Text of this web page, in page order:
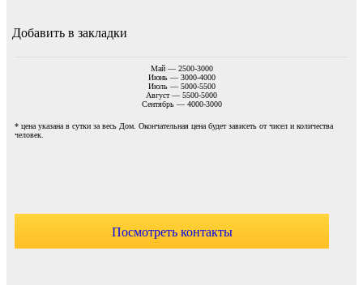
Добавить в закладки
Май — 2500-3000
Июнь — 3000-4000
Июль — 5000-5500
Август — 5500-5000
Сентябрь — 4000-3000
* цена указана в сутки за весь Дом. Окончательная цена будет зависеть от чисел и количества
человек.
Посмотреть контакты